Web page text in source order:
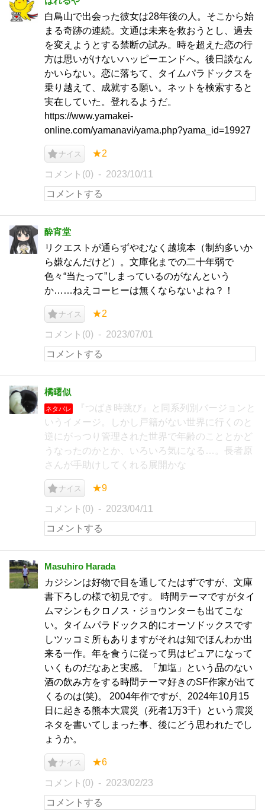
白鳥山で出会った彼女は28年後の人。そこから始
まる奇跡の連続。文通は未来を救おうとし、過去
を変えようとする禁断の試み。時を超えた恋の行
方は思いがけないハッピーエンドへ。後日談なん
かいらない。恋に落ちて、タイムパラドックスを
乗り越えて、成就する願い。ネットを検索すると
実在していた。登れるようだ。
https://www.yamakei-
online.com/yamanavi/yama.php?yama_id=19927
ナイス ★2
コメント(0) 2023/10/11
酔宵堂
リクエストが通らずやむなく越境本（制約多いか
ら嫌なんだけど）。文庫化までの二十年弱で
色々“当たって”しまっているのがなんという
か……ねえコーヒーは無くならないよね？！
ナイス ★2
コメント(0) 2023/07/01
橘曙似
ネタバレ
『つばき時跳び』と同系列別バージョンと
いうイメージ。しかし戸籍がない世界に行くのと
逆にがっつり管理された世界で年齢のこととかど
うなったのかとか、いろいろ気になる…。長者原
さんが手助けしてくれる展開かな
ナイス ★9
コメント(0) 2023/04/11
Masuhiro Harada
カジシンは好物で目を通してたはずですが、文庫
書下ろしの様で初見です。 時間テーマですがタイ
ムマシンもクロノス・ジョウンターも出てこな
い。タイムパラドックス的にオーソドックスです
しツッコミ所もありますがそれは知でほんわか出
来る一作。年を食うに従って男はピュアになって
いくものだなあと実感。「加塩」という品のない
酒の飲み方をする時間テーマ好きのSF作家が出て
くるのは(笑)。 2004年作ですが、2024年10月15
日に起きる熊本大震災（死者1万3千）という震災
ネタを書いてしまった事、後にどう思われたでし
ょうか。
ナイス ★6
コメント(0) 2023/02/23